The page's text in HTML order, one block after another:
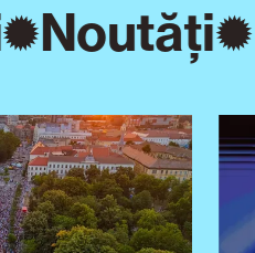
Noutăți